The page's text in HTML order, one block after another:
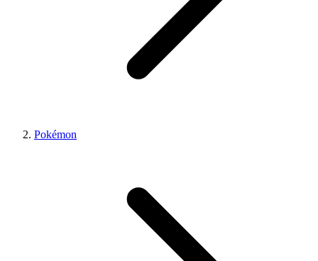
Pokémon